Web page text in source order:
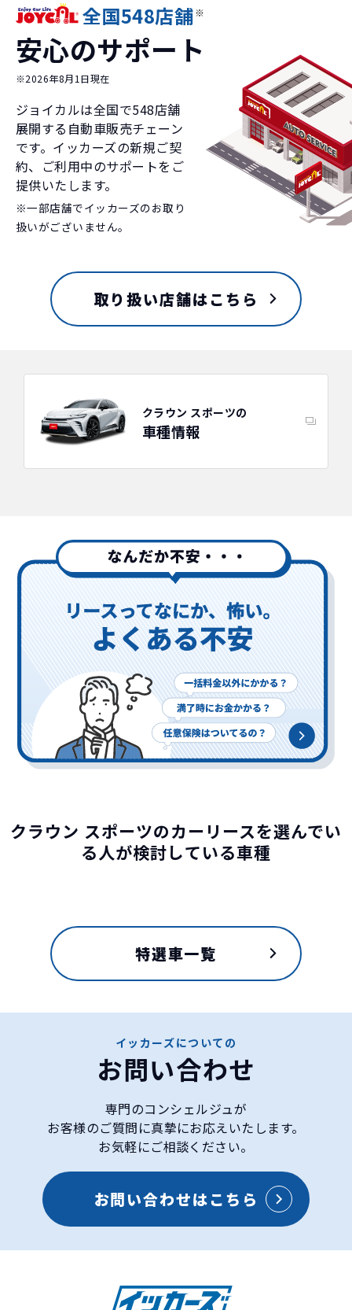
全国548店舗※
安心のサポート
※2026年8月1日現在
ジョイカルは全国で548店舗
展開する自動車販売チェーン
です。イッカーズの新規ご契
約、ご利用中のサポートをご
提供いたします。
※一部店舗でイッカーズのお取り
扱いがございません。
取り扱い店舗はこちら
クラウン スポーツの
車種情報
クラウン スポーツのカーリースを選んでい
る人が検討している車種
特選車一覧
イッカーズについての
お問い合わせ
専門のコンシェルジュが
お客様のご質問に真摯にお応えいたします。
お気軽にご相談ください。
お問い合わせはこちら